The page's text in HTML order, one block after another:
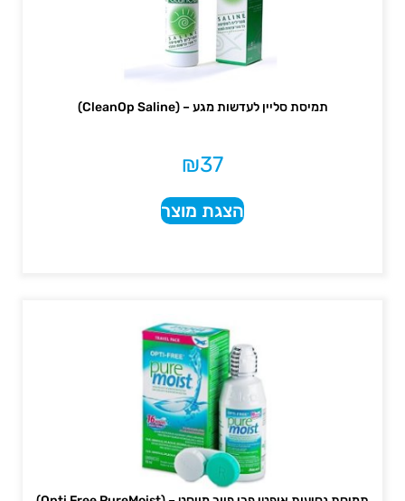
תמיסת סליין לעדשות מגע – (CleanOp Saline)
₪37
הצגת מוצר